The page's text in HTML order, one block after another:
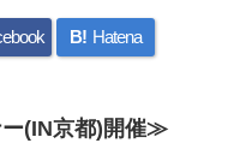
B! Hatena
(IN京都)開催≫